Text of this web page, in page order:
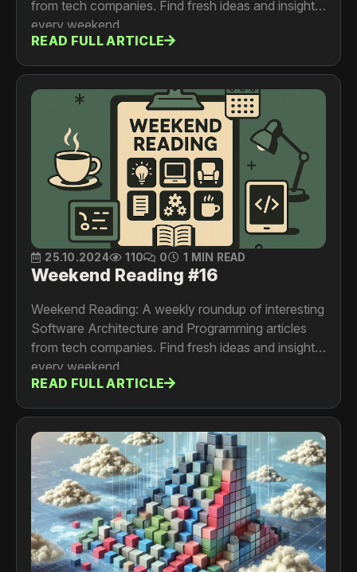
from tech companies. Find fresh ideas and insights
every weekend.
READ FULL ARTICLE
25.10.2024 110 0 1 MIN READ
Weekend Reading #16
Weekend Reading: A weekly roundup of interesting
Software Architecture and Programming articles
from tech companies. Find fresh ideas and insights
every weekend.
READ FULL ARTICLE